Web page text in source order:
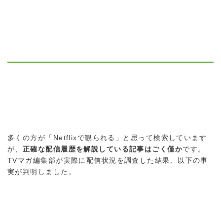
多くの方が「Netflixで観られる」と思って検索しています
が、 正確な配信履歴を解説している記事はごく僅かです。
TVマガ編集部が実際に配信状況を調査した結果、以下の事
実が判明しました。